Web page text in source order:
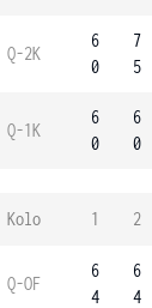
Q-2K
6
0
7
5
Q-1K
6
0
6
0
Kolo 1 2
Q-OF
6
4
6
4